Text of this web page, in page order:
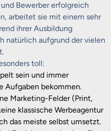
Bewerber erfolgreich
arbeitet sie mit einem sehr
ihrer Ausbildung
natürlich aufgrund der vielen
toll:
sein und immer
Aufgaben bekommen.
Marketing-Felder (Print,
klassische Werbeagentur
das meiste selbst umsetzt.